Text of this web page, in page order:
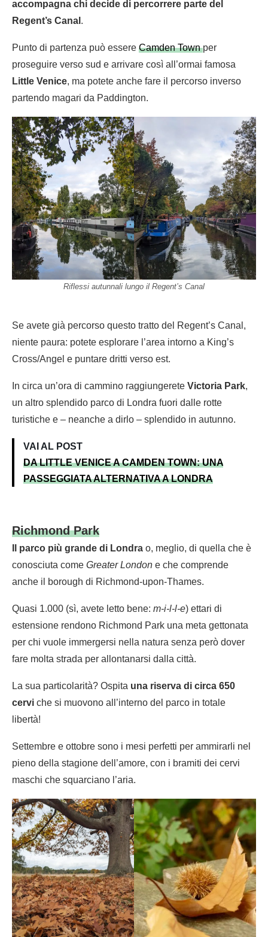
accompagna chi decide di percorrere parte del
Regent’s Canal .
Punto di partenza può essere Camden Townper
proseguire verso sud e arrivare così all’ormai famosa
Little Venice, ma potete anche fare il percorso inverso
partendo magari da Paddington.
Riflessi autunnali lungo il Regent’s Canal
Se avete già percorso questo tratto del Regent’s Canal,
niente paura: potete esplorare l’area intorno a King’s
Cross/Angel e puntare dritti verso est.
In circa un’ora di cammino raggiungerete Victoria Park,
un altro splendido parco di Londra fuori dalle rotte
turistiche e – neanche a dirlo – splendido in autunno.
VAI AL POST
DA LITTLE VENICE A CAMDEN TOWN: UNA
PASSEGGIATA ALTERNATIVA A LONDRA
Richmond Park
Il parco più grande di Londra o, meglio, di quella che è
conosciuta come Greater London e che comprende
anche il borough di Richmond-upon-Thames.
Quasi 1.000 (sì, avete letto bene: m-i-l-l-e) ettari di
estensione rendono Richmond Park una meta gettonata
per chi vuole immergersi nella natura senza però dover
fare molta strada per allontanarsi dalla città.
La sua particolarità? Ospita una riserva di circa 650
cervi che si muovono all’interno del parco in totale
libertà!
Settembre e ottobre sono i mesi perfetti per ammirarli nel
pieno della stagione dell’amore, con i bramiti dei cervi
maschi che squarciano l’aria.